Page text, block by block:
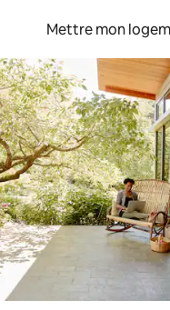
Mettre mon